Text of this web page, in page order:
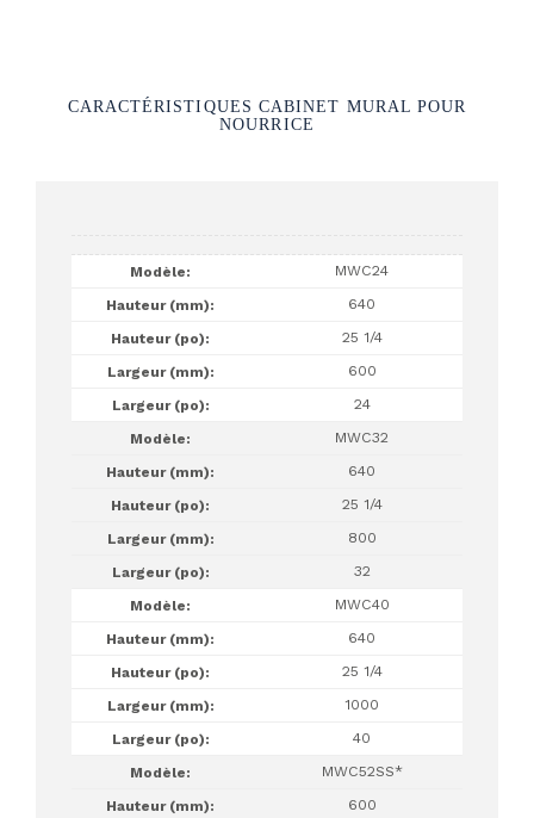
CARACTÉRISTIQUES CABINET MURAL POUR
NOURRICE
MWC24
640
25 1/4
600
24
MWC32
640
25 1/4
800
32
MWC40
640
25 1/4
1000
40
MWC52SS*
600